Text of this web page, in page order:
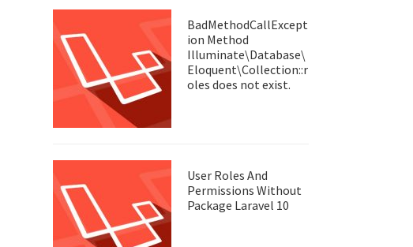
BadMethodCallExcept
ion Method
Illuminate\Database\
Eloquent\Collection::r
oles does not exist.
User Roles And
Permissions Without
Package Laravel 10